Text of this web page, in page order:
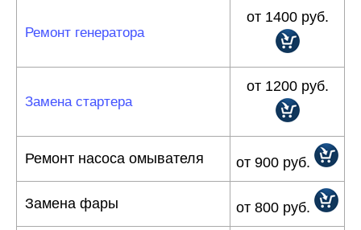
Ремонт генератора
от 1400 руб.
Замена стартера
от 1200 руб.
Ремонт насоса омывателя от 900 руб.
Замена фары от 800 руб.